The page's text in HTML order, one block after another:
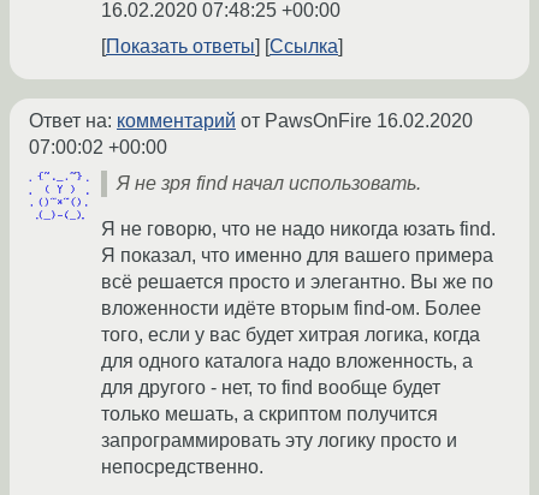
16.02.2020 07:48:25 +00:00
Показать ответы
Ссылка
Ответ на: комментарий от PawsOnFire 16.02.2020
07:00:02 +00:00
Я не зря find начал использовать.
Я не говорю, что не надо никогда юзать find.
Я показал, что именно для вашего примера
всё решается просто и элегантно. Вы же по
вложенности идёте вторым find-ом. Более
того, если у вас будет хитрая логика, когда
для одного каталога надо вложенность, а
для другого - нет, то find вообще будет
только мешать, а скриптом получится
запрограммировать эту логику просто и
непосредственно.